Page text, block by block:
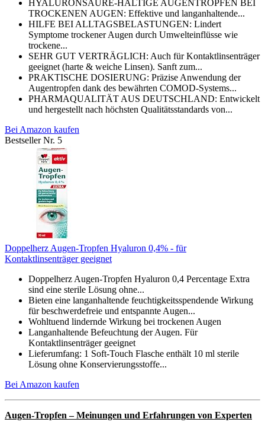
HYALURONSÄURE-HALTIGE AUGENTROPFEN BEI
TROCKENEN AUGEN: Effektive und langanhaltende...
HILFE BEI ALLTAGSBELASTUNGEN: Lindert
Symptome trockener Augen durch Umwelteinflüsse wie
trockene...
SEHR GUT VERTRÄGLICH: Auch für Kontaktlinsenträger
geeignet (harte & weiche Linsen). Sanft zum...
PRAKTISCHE DOSIERUNG: Präzise Anwendung der
Augentropfen dank des bewährten COMOD-Systems...
PHARMAQUALITÄT AUS DEUTSCHLAND: Entwickelt
und hergestellt nach höchsten Qualitätsstandards von...
Bei Amazon kaufen
Bestseller Nr. 5
Doppelherz Augen-Tropfen Hyaluron 0,4% - für
Kontaktlinsenträger geeignet
Doppelherz Augen-Tropfen Hyaluron 0,4 Percentage Extra
sind eine sterile Lösung ohne...
Bieten eine langanhaltende feuchtigkeitsspendende Wirkung
für beschwerdefreie und entspannte Augen...
Wohltuend lindernde Wirkung bei trockenen Augen
Langanhaltende Befeuchtung der Augen. Für
Kontaktlinsenträger geeignet
Lieferumfang: 1 Soft-Touch Flasche enthält 10 ml sterile
Lösung ohne Konservierungsstoffe...
Bei Amazon kaufen
Augen-Tropfen – Meinungen und Erfahrungen von Experten